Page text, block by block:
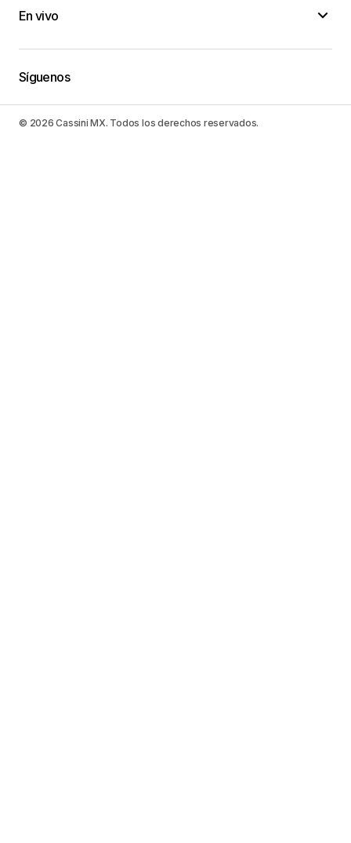
En vivo
Síguenos
© 2026 Cassini MX. Todos los derechos reservados.